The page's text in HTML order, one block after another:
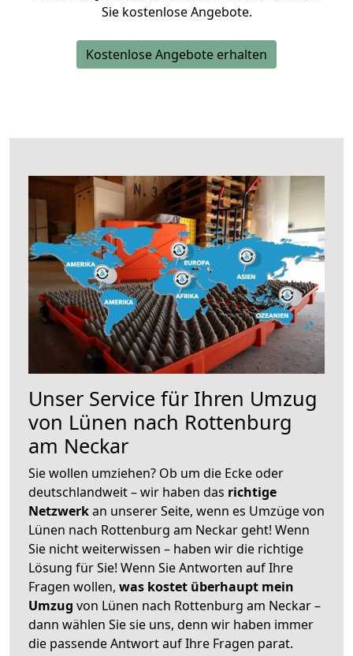
Sie kostenlose Angebote.
Kostenlose Angebote erhalten
Unser Service für Ihren Umzug
von Lünen nach Rottenburg
am Neckar
Sie wollen umziehen? Ob um die Ecke oder
deutschlandweit – wir haben das richtige
Netzwerkan unserer Seite, wenn es Umzüge von
Lünen nach Rottenburg am Neckar geht! Wenn
Sie nicht weiterwissen – haben wir die richtige
Lösung für Sie! Wenn Sie Antworten auf Ihre
Fragen wollen, was kostet überhaupt mein
Umzug von Lünen nach Rottenburg am Neckar –
dann wählen Sie sie uns, denn wir haben immer
die passende Antwort auf Ihre Fragen parat.